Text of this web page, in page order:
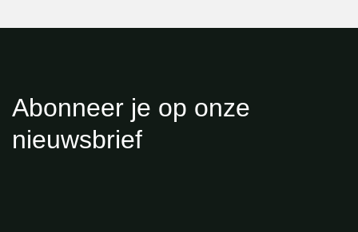
Abonneer je op onze
nieuwsbrief